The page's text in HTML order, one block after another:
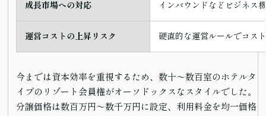
成長市場への対応 インバウンドなどビジネス
運営コストの上昇リスク 硬直的な運営ルールでコス
今までは資本効率を重視するため、数十～数百室のホテルタ
イプのリゾート会員権がオーソドックスなスタイルでした。
分譲価格は数百万円～数千万円に設定、利用料金を均一価格